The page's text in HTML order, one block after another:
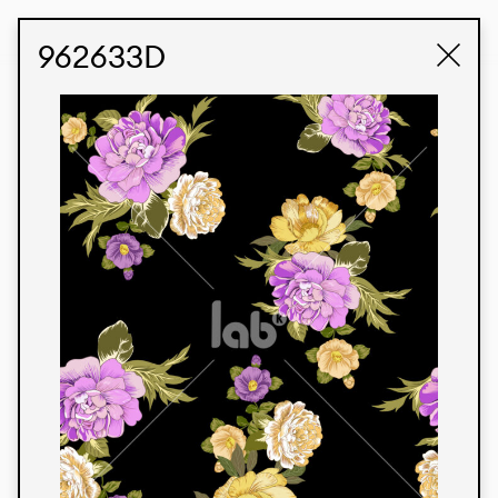
962633D
Produtos
Temos orgulho de expressar nossa identidade
brasileira por meio de nossos tecidos e estampas
personalizadas, trabalhando em colaboração
com nossos clientes e dando vida aos seus
conceitos e criações. Nossa extensa linha de
produtos tem opções para diferentes mercados.
Oferecemos também tecidos ecológicos e
tecnológicos que podem ser acabados em
qualquer cor sólida ou impressão digital.
Cores